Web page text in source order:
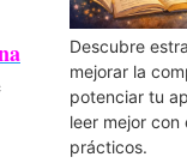
Descubre
mejorar la
potenciar tu
leer mejor con
prácticos.